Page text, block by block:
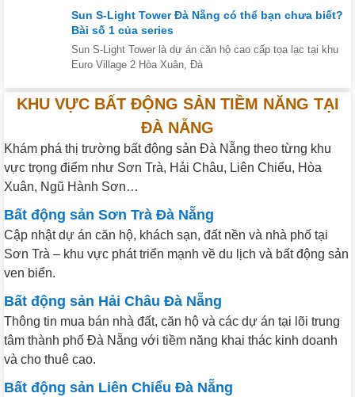
Sun S-Light Tower Đà Nẵng có thể bạn chưa biết?
Bài số 1 của series
Sun S-Light Tower là dự án căn hộ cao cấp tọa lạc tại khu
Euro Village 2 Hòa Xuân, Đà
KHU VỰC BẤT ĐỘNG SẢN TIỀM NĂNG TẠI
ĐÀ NẴNG
Khám phá thị trường bất động sản Đà Nẵng theo từng khu
vực trọng điểm như Sơn Trà, Hải Châu, Liên Chiểu, Hòa
Xuân, Ngũ Hành Sơn…
Bất động sản Sơn Trà Đà Nẵng
Cập nhật dự án căn hộ, khách sạn, đất nền và nhà phố tại
Sơn Trà – khu vực phát triển mạnh về du lịch và bất động sản
ven biển.
Bất động sản Hải Châu Đà Nẵng
Thông tin mua bán nhà đất, căn hộ và các dự án tại lõi trung
tâm thành phố Đà Nẵng với tiềm năng khai thác kinh doanh
và cho thuê cao.
Bất động sản Liên Chiểu Đà Nẵng